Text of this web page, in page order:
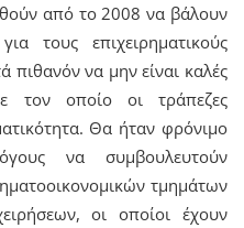
από το 2008 να βάλουν
τους επιχειρηματικούς
πιθανόν να μην είναι καλές
τον οποίο οι τράπεζες
Θα ήταν φρόνιμο
να συμβουλευτούν
τμημάτων
οι οποίοι έχουν